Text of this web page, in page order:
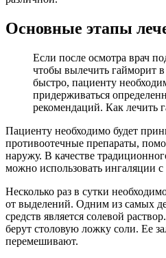
Основные этапы
Если после осмотра врач
чтобы вылечить гайморит
быстро, пациенту
придерживаться
рекомендаций. Как лечить
Пациенту необходимо будет
противоотечные препараты,
наружу. В качестве
можно использовать ингаляции
Несколько раз в сутки
от выделений. Одним из самых
средств является солевой
берут столовую ложку соли. Ее
перемешивают.